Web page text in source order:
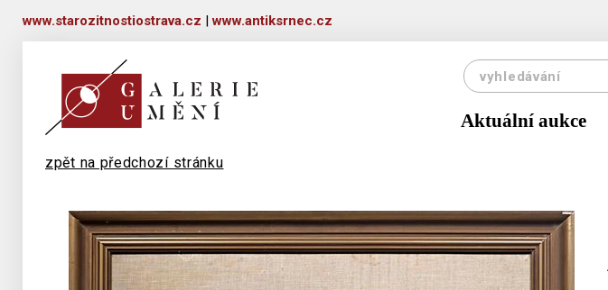
www.starozitnostiostrava.cz |www.antiksrnec.cz
Aktuální aukce
zpět na předchozí stránku